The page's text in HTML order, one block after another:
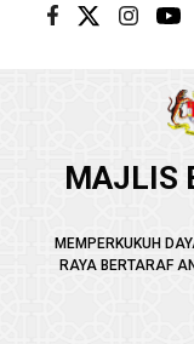
Langkau ke kandungan
MAJLIS
MEMPERKUKUH
RAYA BERTARAF